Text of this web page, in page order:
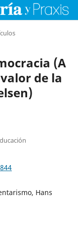
(A
de la
Hans